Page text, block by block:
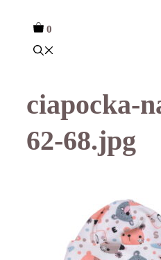
0
ciapocka-
62-68.jpg